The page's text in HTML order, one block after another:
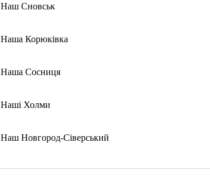
Наш Сновськ
Наша Корюківка
Наша Сосниця
Наші Холми
Наш Новгород-Сіверський